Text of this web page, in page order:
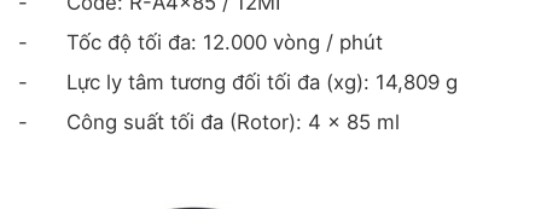
-
Tốc độ tối đa: 12.000 vòng / phút
-
Lực ly tâm tương đối tối đa (xg): 14,809 g
-
Công suất tối đa (Rotor): 4 x 85 ml